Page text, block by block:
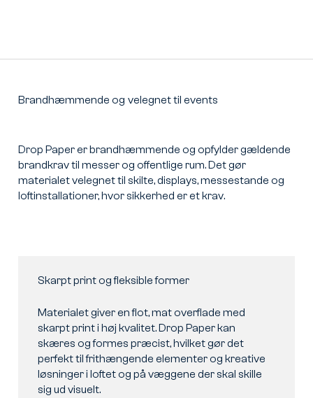
Brandhæmmende og velegnettil events
Drop Paper er brandhæmmende og opfylder gældende
brandkrav til messer og offentlige rum. Det gør
materialet velegnet til skilte, displays, messestande og
loftinstallationer, hvor sikkerhed er et krav.
Skarpt print og fleksible former
Materialet giver en flot, mat overflade med
skarpt print i høj kvalitet. Drop Paper kan
skæres og formes præcist, hvilket gør det
perfekt til frithængende elementer og kreative
løsninger i loftet og på væggene der skal skille
sig ud visuelt.